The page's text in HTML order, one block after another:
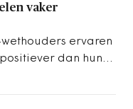
vaker
ervaren
dan hun